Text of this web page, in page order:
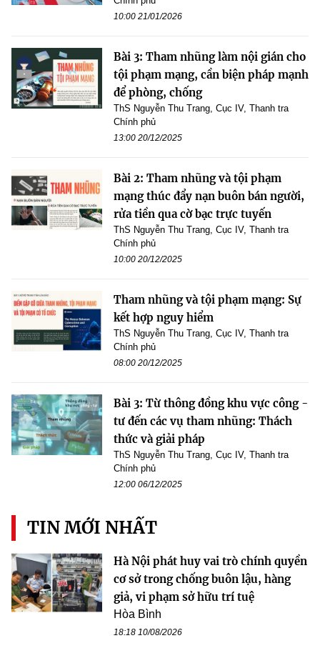
10:00 21/01/2026
Bài 3: Tham nhũng làm nội gián cho
tội phạm mạng, cần biện pháp mạnh
để phòng, chống
ThS Nguyễn Thu Trang, Cục IV, Thanh tra
Chính phủ
13:00 20/12/2025
Bài 2: Tham nhũng và tội phạm
mạng thúc đẩy nạn buôn bán người,
rửa tiền qua cờ bạc trực tuyến
ThS Nguyễn Thu Trang, Cục IV, Thanh tra
Chính phủ
10:00 20/12/2025
Tham nhũng và tội phạm mạng: Sự
kết hợp nguy hiểm
ThS Nguyễn Thu Trang, Cục IV, Thanh tra
Chính phủ
08:00 20/12/2025
Bài 3: Từ thông đồng khu vực công -
tư đến các vụ tham nhũng: Thách
thức và giải pháp
ThS Nguyễn Thu Trang, Cục IV, Thanh tra
Chính phủ
12:00 06/12/2025
TIN MỚI NHẤT
Hà Nội phát huy vai trò chính quyền
cơ sở trong chống buôn lậu, hàng
giả, vi phạm sở hữu trí tuệ
Hòa Bình
18:18 10/08/2026